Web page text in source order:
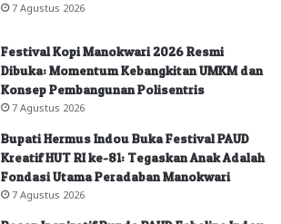
7 Agustus 2026
Festival Kopi Manokwari 2026 Resmi
Dibuka: Momentum Kebangkitan UMKM dan
Konsep Pembangunan Polisentris
7 Agustus 2026
Bupati Hermus Indou Buka Festival PAUD
Kreatif HUT RI ke-81: Tegaskan Anak Adalah
Fondasi Utama Peradaban Manokwari
7 Agustus 2026